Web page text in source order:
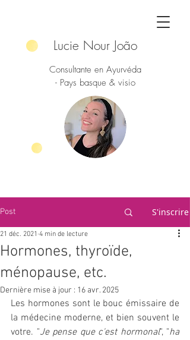
Lucie Nour João
Consultante en Ayurvéda
- Pays basque & visio
Post S'inscrire
Hormones, thyroïde,
ménopause, etc.
21 déc. 2021 4 min de lecture
Dernière mise à jour : 16 avr. 2025
Les hormones sont le bouc émissaire de
la médecine moderne, et bien souvent le
votre. "Je pense que c'est hormonal", "ha